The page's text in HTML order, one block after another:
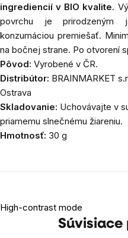
ingrediencií v BIO kvalite.
povrchu je prirodzeným
konzumáciou premiešať.
na bočnej strane. Po otvorení
Pôvod: Vyrobené v ČR.
Distribútor: BRAINMARKET
Ostrava
Skladovanie: Uchovávajte v
priamemu slnečnému žiareniu.
Hmotnosť: 30 g
High-contrast mode